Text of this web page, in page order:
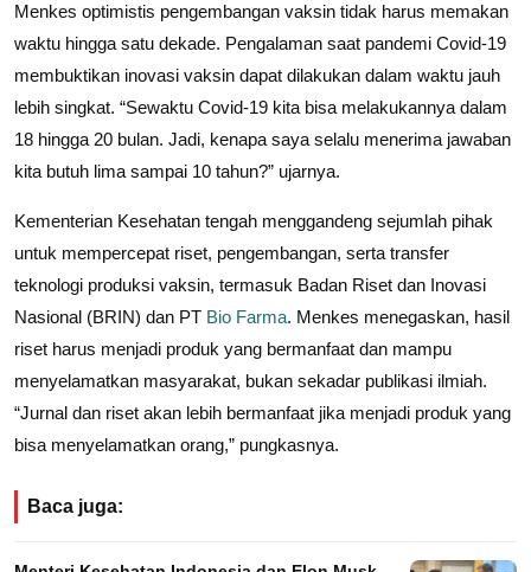
Menkes optimistis pengembangan vaksin tidak harus memakan
waktu hingga satu dekade. Pengalaman saat pandemi Covid-19
membuktikan inovasi vaksin dapat dilakukan dalam waktu jauh
lebih singkat. “Sewaktu Covid-19 kita bisa melakukannya dalam
18 hingga 20 bulan. Jadi, kenapa saya selalu menerima jawaban
kita butuh lima sampai 10 tahun?” ujarnya.
Kementerian Kesehatan tengah menggandeng sejumlah pihak
untuk mempercepat riset, pengembangan, serta transfer
teknologi produksi vaksin, termasuk Badan Riset dan Inovasi
Nasional (BRIN) dan PT Bio Farma. Menkes menegaskan, hasil
riset harus menjadi produk yang bermanfaat dan mampu
menyelamatkan masyarakat, bukan sekadar publikasi ilmiah.
“Jurnal dan riset akan lebih bermanfaat jika menjadi produk yang
bisa menyelamatkan orang,” pungkasnya.
Baca juga: